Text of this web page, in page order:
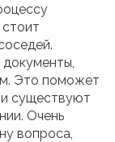
Это поможет
существуют
Очень
вопроса,